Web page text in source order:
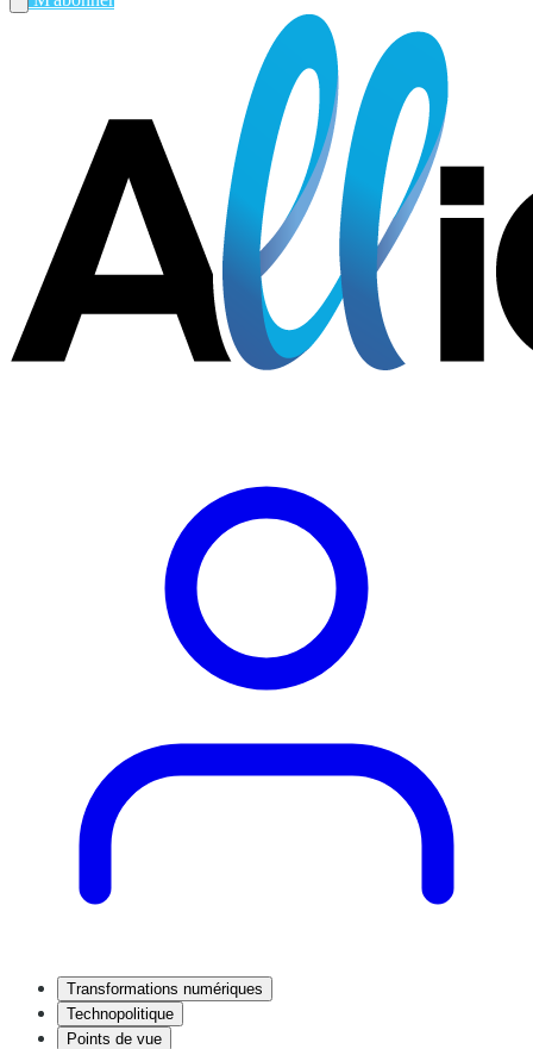
Transformations numériques
Technopolitique
Points de vue